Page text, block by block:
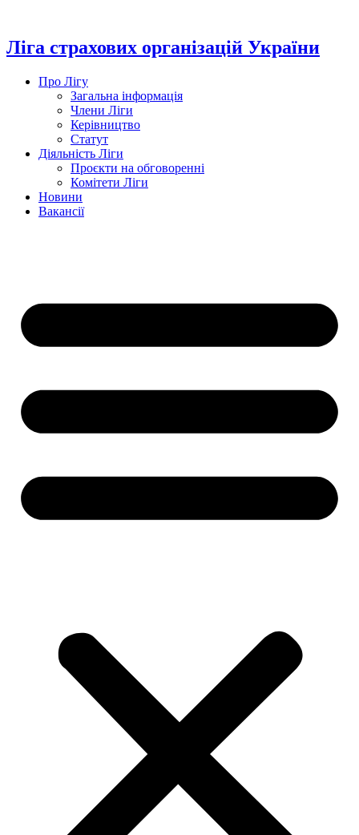
вмісту
Ліга страхових організацій України
Про Лігу
Загальна інформація
Члени Ліги
Керівництво
Статут
Діяльність Ліги
Проєкти на обговоренні
Комітети Ліги
Новини
Вакансії